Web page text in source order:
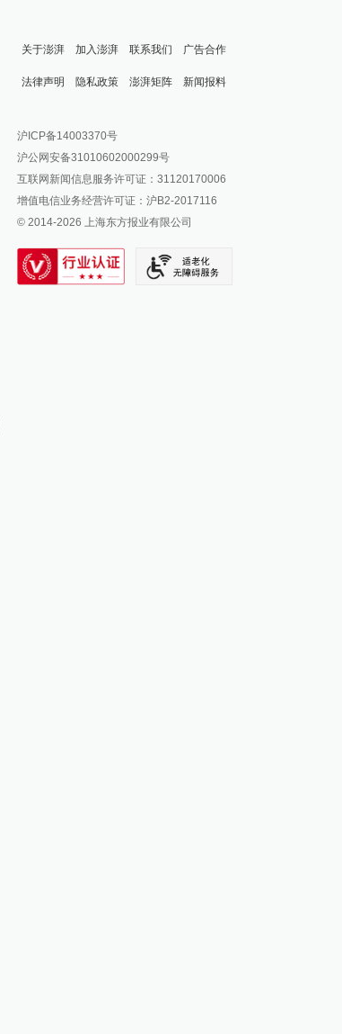
关于澎湃 加入澎湃 联系我们 广告合作
法律声明 隐私政策 澎湃矩阵
澎湃新闻公众号
澎湃新闻抖音号
派生万物开放平台
IP SHANGHAI
SIXTH TONE
新闻报料
报料邮箱: news@thepaper.cn
沪ICP备14003370号
沪公网安备31010602000299号
互联网新闻信息服务许可证：31120170006
增值电信业务经营许可证：沪B2-2017116
© 2014-2026 上海东方报业有限公司